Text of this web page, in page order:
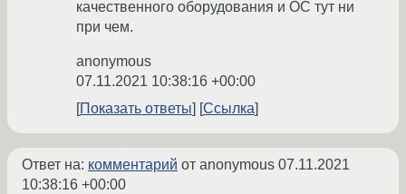
качественного оборудования и ОС тут ни
при чем.
anonymous
07.11.2021 10:38:16 +00:00
Показать ответы
Ссылка
Ответ на: комментарий от anonymous 07.11.2021
10:38:16 +00:00